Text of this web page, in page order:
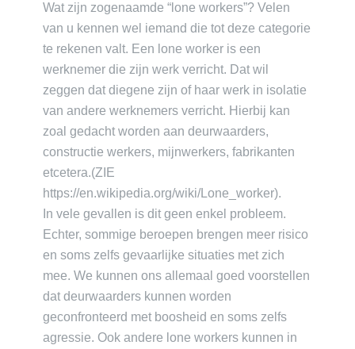
Wat zijn zogenaamde “lone workers”? Velen
van u kennen wel iemand die tot deze categorie
te rekenen valt. Een lone worker is een
werknemer die zijn werk verricht. Dat wil
zeggen dat diegene zijn of haar werk in isolatie
van andere werknemers verricht. Hierbij kan
zoal gedacht worden aan deurwaarders,
constructie werkers, mijnwerkers, fabrikanten
etcetera.(ZIE
https://en.wikipedia.org/wiki/Lone_worker).
In vele gevallen is dit geen enkel probleem.
Echter, sommige beroepen brengen meer risico
en soms zelfs gevaarlijke situaties met zich
mee. We kunnen ons allemaal goed voorstellen
dat deurwaarders kunnen worden
geconfronteerd met boosheid en soms zelfs
agressie. Ook andere lone workers kunnen in